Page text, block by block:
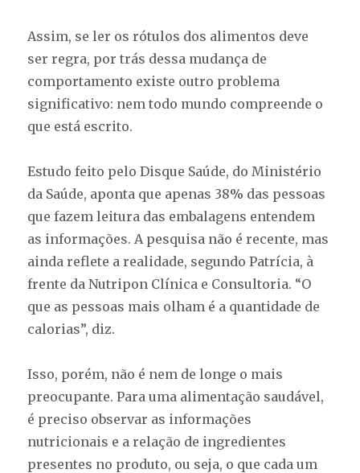
Assim, se ler os rótulos dos alimentos deve
ser regra, por trás dessa mudança de
comportamento existe outro problema
significativo: nem todo mundo compreende o
que está escrito.
Estudo feito pelo Disque Saúde, do Ministério
da Saúde, aponta que apenas 38% das pessoas
que fazem leitura das embalagens entendem
as informações. A pesquisa não é recente, mas
ainda reflete a realidade, segundo Patrícia, à
frente da Nutripon Clínica e Consultoria. “O
que as pessoas mais olham é a quantidade de
calorias”, diz.
Isso, porém, não é nem de longe o mais
preocupante. Para uma alimentação saudável,
é preciso observar as informações
nutricionais e a relação de ingredientes
presentes no produto, ou seja, o que cada um